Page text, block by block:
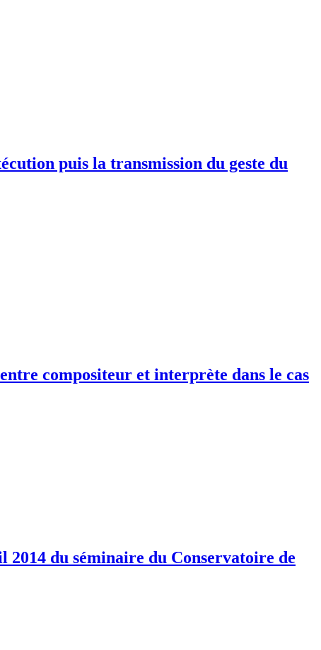
puis la transmission du geste du
compositeur et interprète dans le cas
2014 du séminaire du Conservatoire de